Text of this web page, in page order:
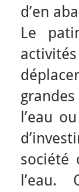
d’en
Le
l’eau
société
l’eau.